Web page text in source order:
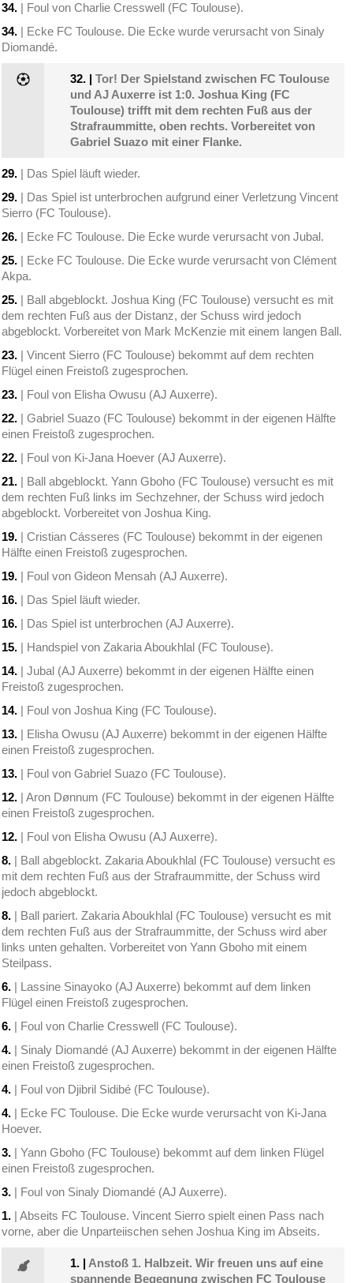
34. | Foul von Charlie Cresswell (FC Toulouse).
34. | Ecke FC Toulouse. Die Ecke wurde verursacht von Sinaly
Diomandé.
32. |Tor! Der Spielstand zwischen FC Toulouse
und AJ Auxerre ist 1:0. Joshua King (FC
Toulouse) trifft mit dem rechten Fuß aus der
Strafraummitte, oben rechts. Vorbereitet von
Gabriel Suazo mit einer Flanke.
29. | Das Spiel läuft wieder.
29. | Das Spiel ist unterbrochen aufgrund einer Verletzung Vincent
Sierro (FC Toulouse).
26. | Ecke FC Toulouse. Die Ecke wurde verursacht von Jubal.
25. | Ecke FC Toulouse. Die Ecke wurde verursacht von Clément
Akpa.
25. | Ball abgeblockt. Joshua King (FC Toulouse) versucht es mit
dem rechten Fuß aus der Distanz, der Schuss wird jedoch
abgeblockt. Vorbereitet von Mark McKenzie mit einem langen Ball.
23. | Vincent Sierro (FC Toulouse) bekommt auf dem rechten
Flügel einen Freistoß zugesprochen.
23. | Foul von Elisha Owusu (AJ Auxerre).
22. | Gabriel Suazo (FC Toulouse) bekommt in der eigenen Hälfte
einen Freistoß zugesprochen.
22. | Foul von Ki-Jana Hoever (AJ Auxerre).
21. | Ball abgeblockt. Yann Gboho (FC Toulouse) versucht es mit
dem rechten Fuß links im Sechzehner, der Schuss wird jedoch
abgeblockt. Vorbereitet von Joshua King.
19. | Cristian Cásseres (FC Toulouse) bekommt in der eigenen
Hälfte einen Freistoß zugesprochen.
19. | Foul von Gideon Mensah (AJ Auxerre).
16. | Das Spiel läuft wieder.
16. | Das Spiel ist unterbrochen (AJ Auxerre).
15. | Handspiel von Zakaria Aboukhlal (FC Toulouse).
14. | Jubal (AJ Auxerre) bekommt in der eigenen Hälfte einen
Freistoß zugesprochen.
14. | Foul von Joshua King (FC Toulouse).
13. | Elisha Owusu (AJ Auxerre) bekommt in der eigenen Hälfte
einen Freistoß zugesprochen.
13. | Foul von Gabriel Suazo (FC Toulouse).
12. | Aron Dønnum (FC Toulouse) bekommt in der eigenen Hälfte
einen Freistoß zugesprochen.
12. | Foul von Elisha Owusu (AJ Auxerre).
8. | Ball abgeblockt. Zakaria Aboukhlal (FC Toulouse) versucht es
mit dem rechten Fuß aus der Strafraummitte, der Schuss wird
jedoch abgeblockt.
8. | Ball pariert. Zakaria Aboukhlal (FC Toulouse) versucht es mit
dem rechten Fuß aus der Strafraummitte, der Schuss wird aber
links unten gehalten. Vorbereitet von Yann Gboho mit einem
Steilpass.
6. | Lassine Sinayoko (AJ Auxerre) bekommt auf dem linken
Flügel einen Freistoß zugesprochen.
6. | Foul von Charlie Cresswell (FC Toulouse).
4. | Sinaly Diomandé (AJ Auxerre) bekommt in der eigenen Hälfte
einen Freistoß zugesprochen.
4. | Foul von Djibril Sidibé (FC Toulouse).
4. | Ecke FC Toulouse. Die Ecke wurde verursacht von Ki-Jana
Hoever.
3. | Yann Gboho (FC Toulouse) bekommt auf dem linken Flügel
einen Freistoß zugesprochen.
3. | Foul von Sinaly Diomandé (AJ Auxerre).
1. | Abseits FC Toulouse. Vincent Sierro spielt einen Pass nach
vorne, aber die Unparteiischen sehen Joshua King im Abseits.
1. | Anstoß 1. Halbzeit. Wir freuen uns auf eine
spannende Begegnung zwischen FC Toulouse